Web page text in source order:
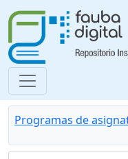
Programas de